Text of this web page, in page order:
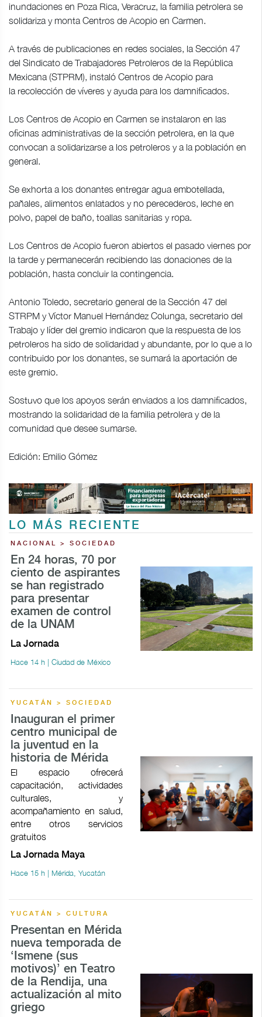
inundaciones en Poza Rica, Veracruz, la familia petrolera se
solidariza y monta Centros de Acopio en Carmen.
A través de publicaciones en redes sociales, la Sección 47
del Sindicato de Trabajadores Petroleros de la República
Mexicana (STPRM), instaló Centros de Acopio para
la recolección de víveres y ayuda para los damnificados.
Los Centros de Acopio en Carmen se instalaron en las
oficinas administrativas de la sección petrolera, en la que
convocan a solidarizarse a los petroleros y a la población en
general.
Se exhorta a los donantes entregar agua embotellada,
pañales, alimentos enlatados y no perecederos, leche en
polvo, papel de baño, toallas sanitarias y ropa.
Los Centros de Acopio fueron abiertos el pasado viernes por
la tarde y permanecerán recibiendo las donaciones de la
población, hasta concluir la contingencia.
Antonio Toledo, secretario general de la Sección 47 del
STRPM y Víctor Manuel Hernández Colunga, secretario del
Trabajo y líder del gremio indicaron que la respuesta de los
petroleros ha sido de solidaridad y abundante, por lo que a lo
contribuido por los donantes, se sumará la aportación de
este gremio.
Sostuvo que los apoyos serán enviados a los damnificados,
mostrando la solidaridad de la familia petrolera y de la
comunidad que desee sumarse.
Edición: Emilio Gómez
LO MÁS RECIENTE
NACIONAL > SOCIEDAD
En 24 horas, 70 por
ciento de aspirantes
se han registrado
para presentar
examen de control
de la UNAM
La Jornada
Hace 14 h | Ciudad de México
YUCATÁN > SOCIEDAD
Inauguran el primer
centro municipal de
la juventud en la
historia de Mérida
El espacio ofrecerá
capacitación, actividades
culturales, y
acompañamiento en salud,
entre otros servicios
gratuitos
La Jornada Maya
Hace 15 h | Mérida, Yucatán
YUCATÁN > CULTURA
Presentan en Mérida
nueva temporada de
‘Ismene (sus
motivos)’ en Teatro
de la Rendija, una
actualización al mito
griego